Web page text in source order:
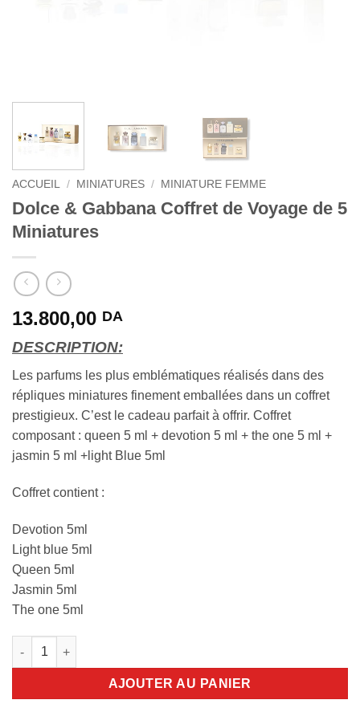
ACCUEIL / MINIATURES / MINIATURE FEMME
Dolce & Gabbana Coffret de Voyage de 5
Miniatures
13.800,00 DA
DESCRIPTION:
Les parfums les plus emblématiques réalisés dans des
répliques miniatures finement emballées dans un coffret
prestigieux. C’est le cadeau parfait à offrir. Coffret
composant : queen 5 ml + devotion 5 ml + the one 5 ml +
jasmin 5 ml +light Blue 5ml
Coffret contient :
Devotion 5ml
Light blue 5ml
Queen 5ml
Jasmin 5ml
The one 5ml
quantité de Dolce & Gabbana Coffret de Voyage de 5
AJOUTER AU PANIER